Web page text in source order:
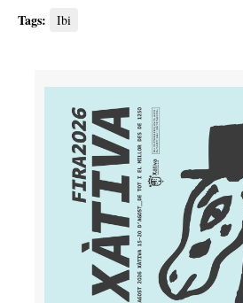
Tags: Ibi